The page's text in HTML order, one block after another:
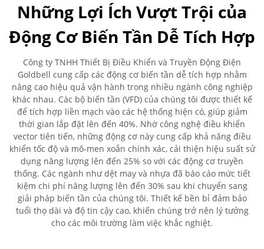
Những Lợi Ích Vượt Trội của
Động Cơ Biến Tần Dễ Tích Hợp
Công ty TNHH Thiết Bị Điều Khiển và Truyền Động Điện
Goldbell cung cấp các động cơ biến tần dễ tích hợp nhằm
nâng cao hiệu quả vận hành trong nhiều ngành công nghiệp
khác nhau. Các bộ biến tần (VFD) của chúng tôi được thiết kế
để tích hợp liền mạch vào các hệ thống hiện có, giúp giảm
thời gian lắp đặt lên đến 40%. Nhờ công nghệ điều khiển
vector tiên tiến, những động cơ này cung cấp khả năng điều
khiển tốc độ và mô-men xoắn chính xác, cải thiện hiệu suất sử
dụng năng lượng lên đến 25% so với các động cơ truyền
thống. Các ngành như dệt may và nhựa đã báo cáo mức tiết
kiệm chi phí năng lượng lên đến 30% sau khi chuyển sang
giải pháp biến tần của chúng tôi. Thiết kế bền bỉ đảm bảo
tuổi thọ dài và độ tin cậy cao, khiến chúng trở nên lý tưởng
cho các môi trường làm việc khắc nghiệt.